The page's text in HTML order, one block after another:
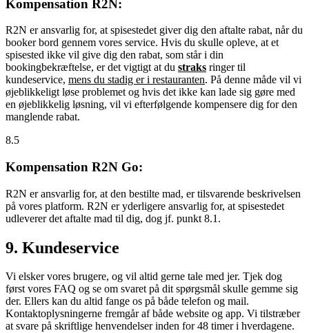
Kompensation R2N:
R2N er ansvarlig for, at spisestedet giver dig den aftalte rabat, når du
booker bord gennem vores service. Hvis du skulle opleve, at et
spisested ikke vil give dig den rabat, som står i din
bookingbekræftelse, er det vigtigt at du straks ringer til
kundeservice, mens du stadig er i restauranten. På denne måde vil vi
øjeblikkeligt løse problemet og hvis det ikke kan lade sig gøre med
en øjeblikkelig løsning, vil vi efterfølgende kompensere dig for den
manglende rabat.
8.5
Kompensation R2N Go:
R2N er ansvarlig for, at den bestilte mad, er tilsvarende beskrivelsen
på vores platform. R2N er yderligere ansvarlig for, at spisestedet
udleverer det aftalte mad til dig, dog jf. punkt 8.1.
9. Kundeservice
Vi elsker vores brugere, og vil altid gerne tale med jer. Tjek dog
først vores FAQ og se om svaret på dit spørgsmål skulle gemme sig
der. Ellers kan du altid fange os på både telefon og mail.
Kontaktoplysningerne fremgår af både website og app. Vi tilstræber
at svare på skriftlige henvendelser inden for 48 timer i hverdagene.